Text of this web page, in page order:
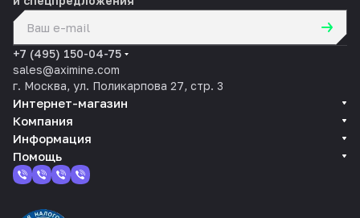
+7 (495) 150-04-75
sales@aximine.com
г. Москва, ул. Поликарпова 27, стр. 3
Интернет-магазин
Компания
Информация
Помощь